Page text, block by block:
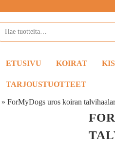
ETUSIVU KOIRAT
TARJOUSTUOTTEET
»ForMyDogs uros koiran